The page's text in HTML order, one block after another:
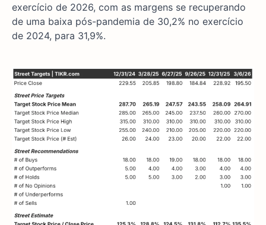
exercício de 2026, com as margens se recuperando
de uma baixa pós-pandemia de 30,2% no exercício
de 2024, para 31,9%.